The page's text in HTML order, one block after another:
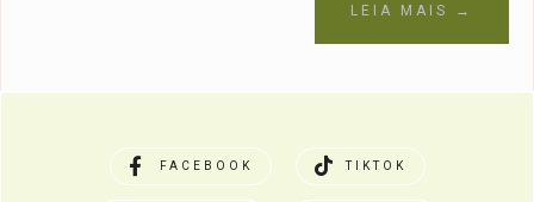
LEIA MAIS →
FACEBOOK TIKTOK